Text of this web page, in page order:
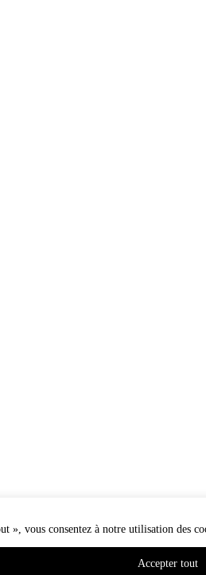
», vous consentez à notre utilisation des
Accepter tout